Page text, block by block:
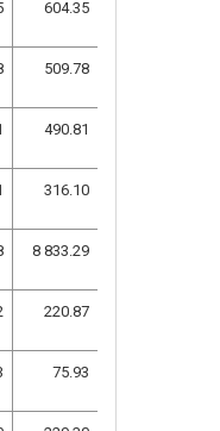
604.35
509.78
490.81
316.10
8 833.29
220.87
75.93